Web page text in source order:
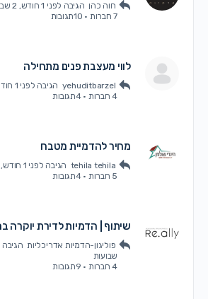
חוה כהן הגיבהלפני 1 חודש, 2 שבועות
· 10תגובות
לווי מעצבת פנים מתחילה
yehuditbarzel הגיבהלפני 1 חודש, 2 שבועות
· 4תגובות
מחיר להדמיית מטבח
tehila tehila הגיבהלפני 1 חודש, 2 שבועות
· 4תגובות
שיתוף | הדמיות לדירת יוקרה ברחביה
פוליגון-הדמיות אדריכליות הגיבה
· 9תגובות